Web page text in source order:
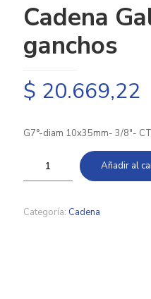
Cadena
ganchos
$ 20.669,22
G7°-diam 10x35mm- 3/8″-
Añadir al
Categoría: Cadena